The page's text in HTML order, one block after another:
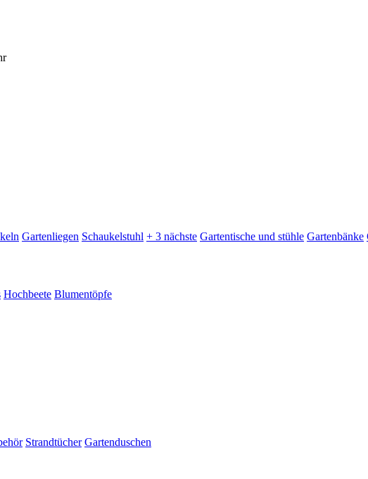
Gartenliegen Schaukelstuhl + 3 nächste Gartentische und stühle Gartenbänke
Hochbeete Blumentöpfe
Strandtücher Gartenduschen